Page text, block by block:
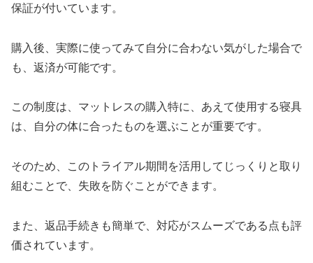
保証が付いています。
購入後、実際に使ってみて自分に合わない気がした場合で
も、返済が可能です。
この制度は、マットレスの購入特に、あえて使用する寝具
は、自分の体に合ったものを選ぶことが重要です。
そのため、このトライアル期間を活用してじっくりと取り
組むことで、失敗を防ぐことができます。
また、返品手続きも簡単で、対応がスムーズである点も評
価されています。